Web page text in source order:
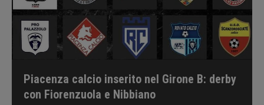
Piacenza calcio inserito nel Girone B: derby
con Fiorenzuola e Nibbiano